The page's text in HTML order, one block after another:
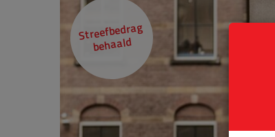
Streefbedrag
behaald